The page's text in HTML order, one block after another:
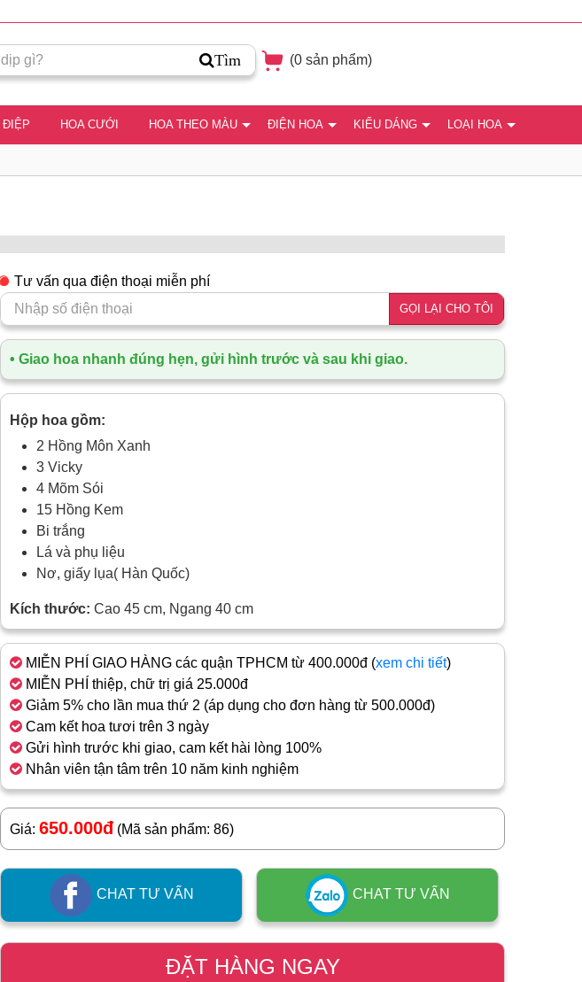
Tìm (0 sản phẩm)
ĐIỆP HOA CƯỚI HOA THEO MÀU ĐIỆN HOA KIỂU DÁNG LOẠI HOA
Tư vấn qua điện thoại miễn phí
GỌI LẠI CHO TÔI
• Giao hoa nhanh đúng hẹn, gửi hình trước và sau khi giao.
Hộp hoa gồm:
2 Hồng Môn Xanh
3 Vicky
4 Mõm Sói
15 Hồng Kem
Bi trắng
Lá và phụ liệu
Nơ, giấy lụa( Hàn Quốc)
Kích thước: Cao 45 cm, Ngang 40 cm
MIỄN PHÍ GIAO HÀNG các quận TPHCM từ 400.000đ (xem chi tiết)
MIỄN PHÍ thiệp, chữ trị giá 25.000đ
Giảm 5% cho lần mua thứ 2 (áp dụng cho đơn hàng từ 500.000đ)
Cam kết hoa tươi trên 3 ngày
Gửi hình trước khi giao, cam kết hài lòng 100%
Nhân viên tận tâm trên 10 năm kinh nghiệm
Giá: 650.000đ (Mã sản phẩm: 86)
CHAT TƯ VẤN CHAT TƯ VẤN
ĐẶT HÀNG NGAY